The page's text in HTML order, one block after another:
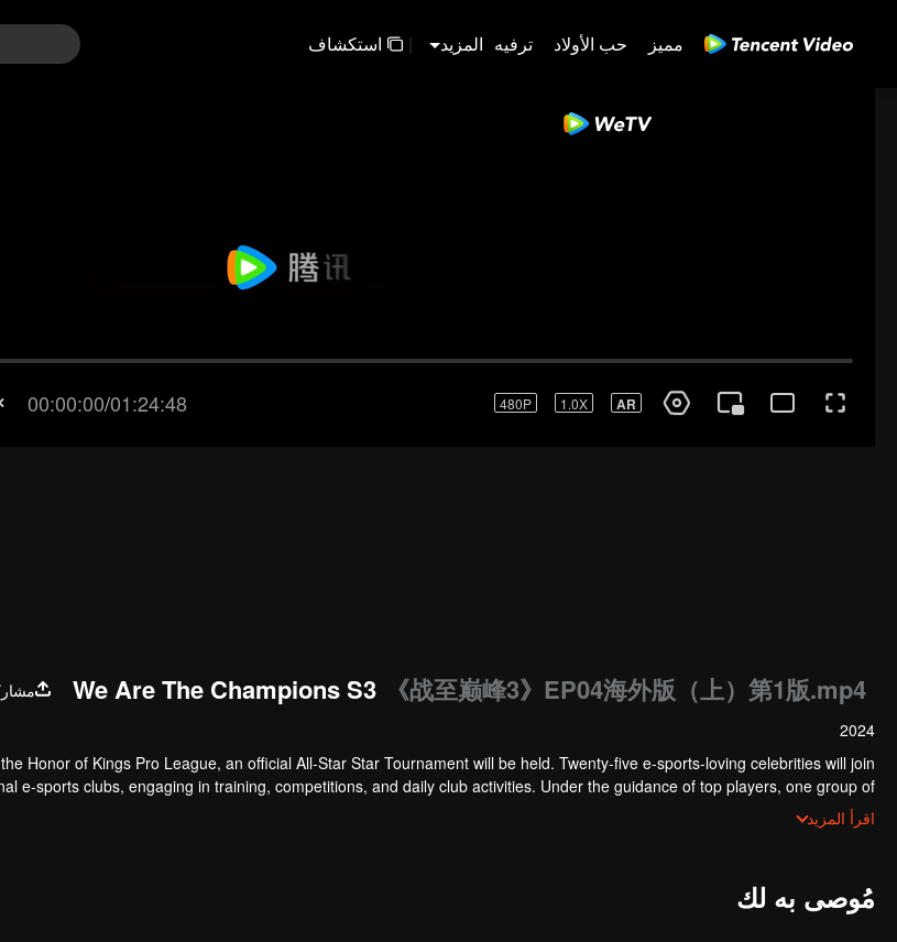
مميز حب الأولاد ترفيه المزيد | استكشاف
We Are The Champions S3 《战至巅峰3》EP04海外版（上）第1版.mp4
2024
Honor of Kings Pro League, an official All-Star Star Tournament will be held. Twenty-five e-sports-loving celebrities will join
e-sports clubs, engaging in training, competitions, and daily club activities. Under the guidance of top players, one group of
celebrities will win the championship in the first-ever All-Star Star Tournament.
اقرأ المزيد
مُوصى به لك